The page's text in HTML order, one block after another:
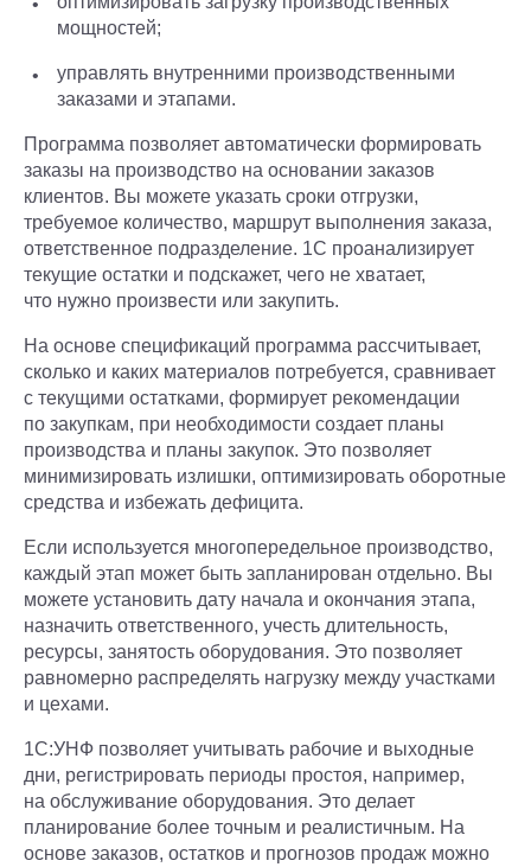
мощностей;
управлять внутренними производственными
заказами и этапами.
Программа позволяет автоматически формировать
заказы на производство на основании заказов
клиентов. Вы можете указать сроки отгрузки,
требуемое количество, маршрут выполнения заказа,
ответственное подразделение. 1С проанализирует
текущие остатки и подскажет, чего не хватает,
что нужно произвести или закупить.
На основе спецификаций программа рассчитывает,
сколько и каких материалов потребуется, сравнивает
с текущими остатками, формирует рекомендации
по закупкам, при необходимости создает планы
производства и планы закупок. Это позволяет
минимизировать излишки, оптимизировать оборотные
средства и избежать дефицита.
Если используется многопередельное производство,
каждый этап может быть запланирован отдельно. Вы
можете установить дату начала и окончания этапа,
назначить ответственного, учесть длительность,
ресурсы, занятость оборудования. Это позволяет
равномерно распределять нагрузку между участками
и цехами.
1С:УНФ позволяет учитывать рабочие и выходные
дни, регистрировать периоды простоя, например,
на обслуживание оборудования. Это делает
планирование более точным и реалистичным. На
основе заказов, остатков и прогнозов продаж можно